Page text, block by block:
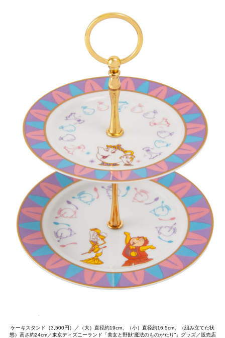
ケーキスタンド（3,500円）／（大）直径約19cm、（小）直径約16.5cm、（組み立てた状
態）高さ約24cm／東京ディズニーランド「美女と野獣“魔法のものがたり”」グッズ／販売店